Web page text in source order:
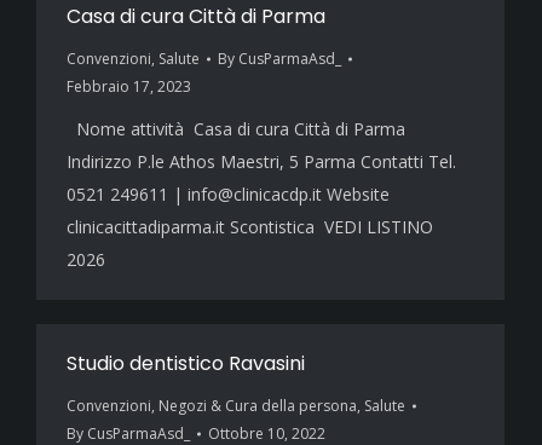
Casa di cura Città di Parma
Convenzioni, Salute By CusParmaAsd_
Febbraio 17, 2023
Nome attività Casa di cura Città di Parma
Indirizzo P.le Athos Maestri, 5 Parma Contatti Tel.
0521 249611 | info@clinicacdp.it Website
clinicacittadiparma.it Scontistica VEDI LISTINO
2026
Studio dentistico Ravasini
Convenzioni, Negozi & Cura della persona, Salute
By CusParmaAsd_ Ottobre 10, 2022